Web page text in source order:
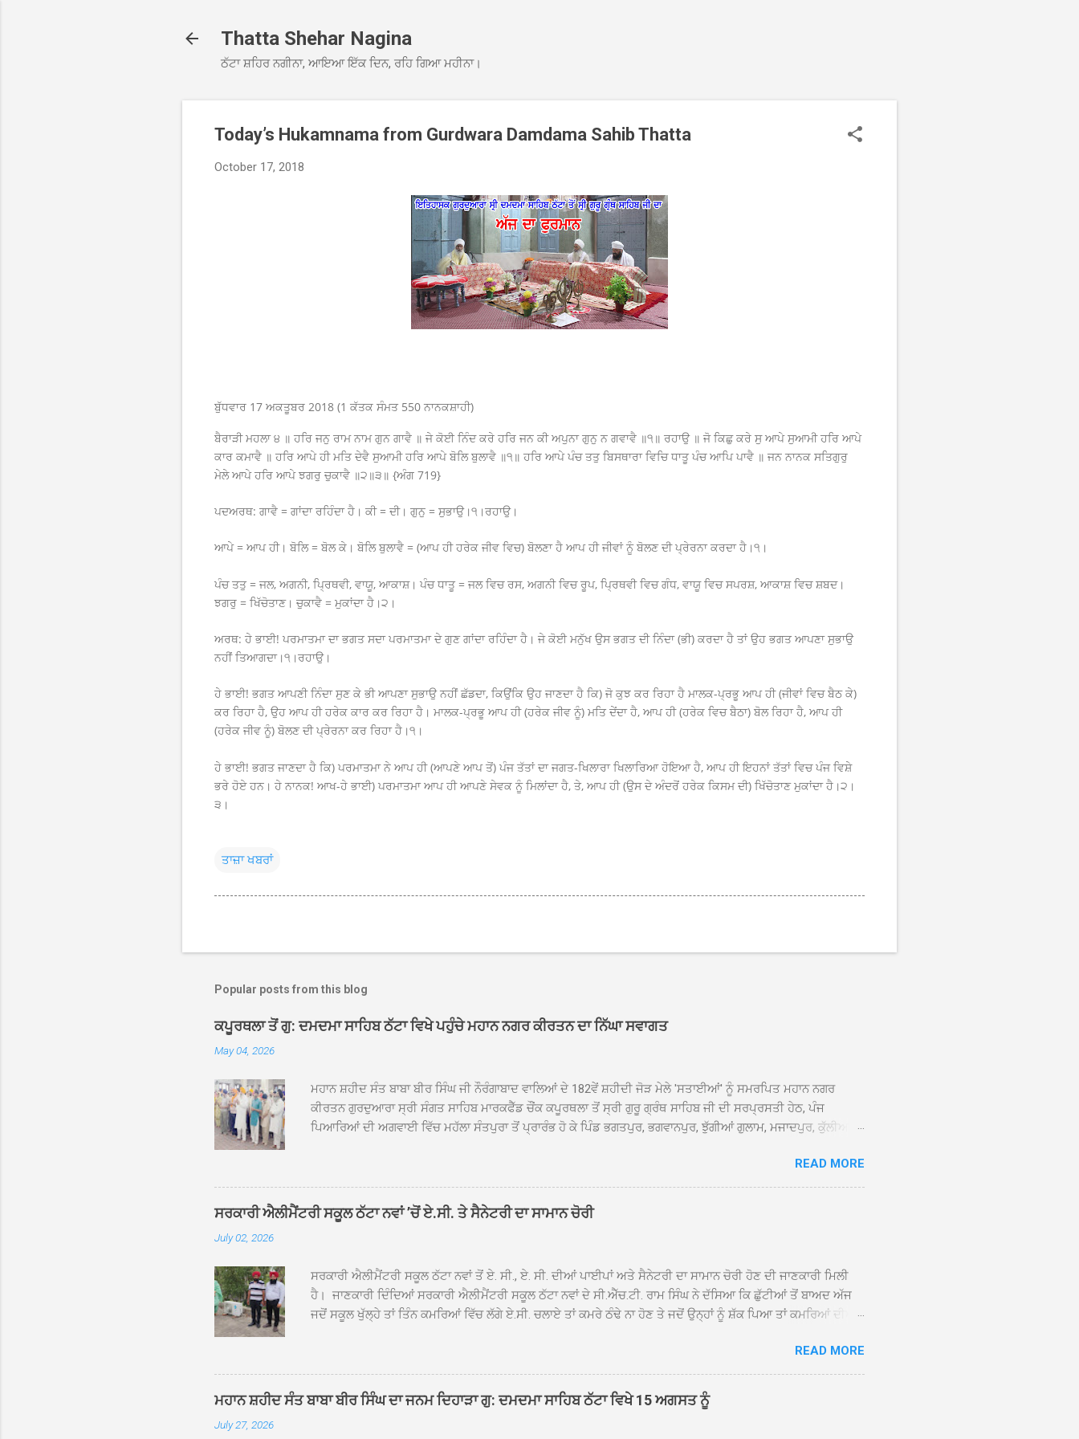
Thatta Shehar Nagina
ਠੱਟਾ ਸ਼ਹਿਰ ਨਗੀਨਾ, ਆਇਆ ਇੱਕ ਦਿਨ, ਰਹਿ ਗਿਆ ਮਹੀਨਾ।
Today’s Hukamnama from Gurdwara Damdama Sahib Thatta
October 17, 2018
ਬੁੱਧਵਾਰ 17 ਅਕਤੂਬਰ 2018 (1 ਕੱਤਕ ਸੰਮਤ 550 ਨਾਨਕਸ਼ਾਹੀ)
ਬੈਰਾੜੀ ਮਹਲਾ ੪ ॥ ਹਰਿ ਜਨੁ ਰਾਮ ਨਾਮ ਗੁਨ ਗਾਵੈ ॥ ਜੇ ਕੋਈ ਨਿੰਦ ਕਰੇ ਹਰਿ ਜਨ ਕੀ ਅਪੁਨਾ ਗੁਨੁ ਨ ਗਵਾਵੈ ॥੧॥ ਰਹਾਉ ॥ ਜੋ ਕਿਛੁ ਕਰੇ ਸੁ ਆਪੇ ਸੁਆਮੀ ਹਰਿ ਆਪੇ
ਕਾਰ ਕਮਾਵੈ ॥ ਹਰਿ ਆਪੇ ਹੀ ਮਤਿ ਦੇਵੈ ਸੁਆਮੀ ਹਰਿ ਆਪੇ ਬੋਲਿ ਬੁਲਾਵੈ ॥੧॥ ਹਰਿ ਆਪੇ ਪੰਚ ਤਤੁ ਬਿਸਥਾਰਾ ਵਿਚਿ ਧਾਤੂ ਪੰਚ ਆਪਿ ਪਾਵੈ ॥ ਜਨ ਨਾਨਕ ਸਤਿਗੁਰੁ
ਮੇਲੇ ਆਪੇ ਹਰਿ ਆਪੇ ਝਗਰੁ ਚੁਕਾਵੈ ॥੨॥੩॥ {ਅੰਗ 719}
ਪਦਅਰਥ: ਗਾਵੈ = ਗਾਂਦਾ ਰਹਿੰਦਾ ਹੈ। ਕੀ = ਦੀ। ਗੁਨੁ = ਸੁਭਾਉ।੧।ਰਹਾਉ।
ਆਪੇ = ਆਪ ਹੀ। ਬੋਲਿ = ਬੋਲ ਕੇ। ਬੋਲਿ ਬੁਲਾਵੈ = (ਆਪ ਹੀ ਹਰੇਕ ਜੀਵ ਵਿਚ) ਬੋਲਣਾ ਹੈ ਆਪ ਹੀ ਜੀਵਾਂ ਨੂੰ ਬੋਲਣ ਦੀ ਪ੍ਰੇਰਨਾ ਕਰਦਾ ਹੈ।੧।
ਪੰਚ ਤਤੁ = ਜਲ, ਅਗਨੀ, ਪ੍ਰਿਥਵੀ, ਵਾਯੂ, ਆਕਾਸ਼। ਪੰਚ ਧਾਤੂ = ਜਲ ਵਿਚ ਰਸ, ਅਗਨੀ ਵਿਚ ਰੂਪ, ਪ੍ਰਿਥਵੀ ਵਿਚ ਗੰਧ, ਵਾਯੂ ਵਿਚ ਸਪਰਸ਼, ਆਕਾਸ਼ ਵਿਚ ਸ਼ਬਦ।
ਝਗਰੁ = ਖਿੱਚੋਤਾਣ। ਚੁਕਾਵੈ = ਮੁਕਾਂਦਾ ਹੈ।੨।
ਅਰਥ: ਹੇ ਭਾਈ! ਪਰਮਾਤਮਾ ਦਾ ਭਗਤ ਸਦਾ ਪਰਮਾਤਮਾ ਦੇ ਗੁਣ ਗਾਂਦਾ ਰਹਿੰਦਾ ਹੈ। ਜੇ ਕੋਈ ਮਨੁੱਖ ਉਸ ਭਗਤ ਦੀ ਨਿੰਦਾ (ਭੀ) ਕਰਦਾ ਹੈ ਤਾਂ ਉਹ ਭਗਤ ਆਪਣਾ ਸੁਭਾਉ
ਨਹੀਂ ਤਿਆਗਦਾ।੧।ਰਹਾਉ।
ਹੇ ਭਾਈ! ਭਗਤ ਆਪਣੀ ਨਿੰਦਾ ਸੁਣ ਕੇ ਭੀ ਆਪਣਾ ਸੁਭਾਉ ਨਹੀਂ ਛੱਡਦਾ, ਕਿਉਂਕਿ ਉਹ ਜਾਣਦਾ ਹੈ ਕਿ) ਜੋ ਕੁਝ ਕਰ ਰਿਹਾ ਹੈ ਮਾਲਕ-ਪ੍ਰਭੂ ਆਪ ਹੀ (ਜੀਵਾਂ ਵਿਚ ਬੈਠ ਕੇ)
ਕਰ ਰਿਹਾ ਹੈ, ਉਹ ਆਪ ਹੀ ਹਰੇਕ ਕਾਰ ਕਰ ਰਿਹਾ ਹੈ। ਮਾਲਕ-ਪ੍ਰਭੂ ਆਪ ਹੀ (ਹਰੇਕ ਜੀਵ ਨੂੰ) ਮਤਿ ਦੇਂਦਾ ਹੈ, ਆਪ ਹੀ (ਹਰੇਕ ਵਿਚ ਬੈਠਾ) ਬੋਲ ਰਿਹਾ ਹੈ, ਆਪ ਹੀ
(ਹਰੇਕ ਜੀਵ ਨੂੰ) ਬੋਲਣ ਦੀ ਪ੍ਰੇਰਨਾ ਕਰ ਰਿਹਾ ਹੈ।੧।
ਹੇ ਭਾਈ! ਭਗਤ ਜਾਣਦਾ ਹੈ ਕਿ) ਪਰਮਾਤਮਾ ਨੇ ਆਪ ਹੀ (ਆਪਣੇ ਆਪ ਤੋਂ) ਪੰਜ ਤੱਤਾਂ ਦਾ ਜਗਤ-ਖਿਲਾਰਾ ਖਿਲਾਰਿਆ ਹੋਇਆ ਹੈ, ਆਪ ਹੀ ਇਹਨਾਂ ਤੱਤਾਂ ਵਿਚ ਪੰਜ ਵਿਸ਼ੇ
ਭਰੇ ਹੋਏ ਹਨ। ਹੇ ਨਾਨਕ! ਆਖ-ਹੇ ਭਾਈ) ਪਰਮਾਤਮਾ ਆਪ ਹੀ ਆਪਣੇ ਸੇਵਕ ਨੂੰ ਮਿਲਾਂਦਾ ਹੈ, ਤੇ, ਆਪ ਹੀ (ਉਸ ਦੇ ਅੰਦਰੋਂ ਹਰੇਕ ਕਿਸਮ ਦੀ) ਖਿੱਚੋਤਾਣ ਮੁਕਾਂਦਾ ਹੈ।੨।
੩।
ਤਾਜ਼ਾ ਖਬਰਾਂ
Popular posts from this blog
ਕਪੂਰਥਲਾ ਤੋਂ ਗੁ: ਦਮਦਮਾ ਸਾਹਿਬ ਠੱਟਾ ਵਿਖੇ ਪਹੁੰਚੇ ਮਹਾਨ ਨਗਰ ਕੀਰਤਨ ਦਾ ਨਿੱਘਾ ਸਵਾਗਤ
May 04, 2026
ਮਹਾਨ ਸ਼ਹੀਦ ਸੰਤ ਬਾਬਾ ਬੀਰ ਸਿੰਘ ਜੀ ਨੌਰੰਗਾਬਾਦ ਵਾਲਿਆਂ ਦੇ 182ਵੇਂ ਸ਼ਹੀਦੀ ਜੋੜ ਮੇਲੇ 'ਸਤਾਈਆਂ' ਨੂੰ ਸਮਰਪਿਤ ਮਹਾਨ ਨਗਰ
ਕੀਰਤਨ ਗੁਰਦੁਆਰਾ ਸ੍ਰੀ ਸੰਗਤ ਸਾਹਿਬ ਮਾਰਕਫੈੱਡ ਚੌਂਕ ਕਪੂਰਥਲਾ ਤੋਂ ਸ੍ਰੀ ਗੁਰੂ ਗ੍ਰੰਥ ਸਾਹਿਬ ਜੀ ਦੀ ਸਰਪ੍ਰਸਤੀ ਹੇਠ, ਪੰਜ
ਪਿਆਰਿਆਂ ਦੀ ਅਗਵਾਈ ਵਿੱਚ ਮਹੱਲਾ ਸੰਤਪੁਰਾ ਤੋਂ ਪ੍ਰਾਰੰਭ ਹੋ ਕੇ ਪਿੰਡ ਭਗਤਪੁਰ, ਭਗਵਾਨਪੁਰ, ਝੁੱਗੀਆਂ ਗੁਲਾਮ, ਮਜਾਦਪੁਰ, ਕੁੱਲੀਆਂ,
ਦਮਦਮਾ ਸਾਹਿਬ ਠੱਟਾ ਵਿਖੇ ਪਹੁੰਚਿਆ। ਨਗਰ ਕੀਰਤਨ ਦੇ ਗੁਰਦੁਆਰਾ ਸ੍ਰੀ ਦਮਦਮਾ ਸਾਹਿਬ ਠੱਟਾ ਵਿਖੇ ਪਹੁੰਚਣ ’ਤੇ ਮੁੱਖ ਸੇਵਾਦਾਰ
ਸੰਤ ਬਾਬਾ ਹਰਜੀਤ ਸਿੰਘ ਤੇ ਇਲਾਕੇ ਦੀਆਂ ਸੰਗਤਾਂ ਵੱਲੋਂ ਜੈਕਾਰਿਆਂ ਦੀ ਗੂੰਜ ਵਿਚ ਨਿੱਘਾ ਸਵਾਗਤ ਕੀਤਾ ਗਿਆ। ਗੁਰਦੁਆਰਾ ਸ੍ਰੀ
ਦਮਦਮਾ ਸਾਹਿਬ ਠੱਟਾ ਵਿਖੇ ਨਗਰ ਕੀਰਤਨ ਦੇ ਸਮਾਪਤੀ ਦੀ ਅਰਦਾਸ ਹੋਈ। ਇਸ ਮੌਕੇ ਪੰਜ ਪਿਆਰੇ ਸਾਹਿਬਾਨ ਤੇ ਨਗਰ ਕੀਰਤਨ ਦੇ
ਪ੍ਰਬੰਧਕਾਂ ਦਾ ਗੁਰਦੁਆਰਾ ਦਮਦਮਾ ਸਾਹਿਬ ਠੱਟਾ ਦੇ ਮੁੱਖ ਸੇਵਾਦਾਰ ਸੰਤ ਬਾਬਾ ਹਰਜੀਤ ਸਿੰਘ ਵੱਲੋਂ ਸਿਰੋਪਾਓ ਦੇ ਕੇ ਵਿਸ਼ੇਸ਼ ਤੌਰ ’ਤੇ
READ MORE
ਸਰਕਾਰੀ ਐਲੀਮੈਂਟਰੀ ਸਕੂਲ ਠੱਟਾ ਨਵਾਂ ’ਚੋਂ ਏ.ਸੀ. ਤੇ ਸੈਨੇਟਰੀ ਦਾ ਸਾਮਾਨ ਚੋਰੀ
July 02, 2026
ਸਰਕਾਰੀ ਐਲੀਮੈਂਟਰੀ ਸਕੂਲ ਠੱਟਾ ਨਵਾਂ ਤੋਂ ਏ. ਸੀ., ਏ. ਸੀ. ਦੀਆਂ ਪਾਈਪਾਂ ਅਤੇ ਸੈਨੇਟਰੀ ਦਾ ਸਾਮਾਨ ਚੋਰੀ ਹੋਣ ਦੀ ਜਾਣਕਾਰੀ ਮਿਲੀ
ਹੈ। ਜਾਣਕਾਰੀ ਦਿੰਦਿਆਂ ਸਰਕਾਰੀ ਐਲੀਮੈਂਟਰੀ ਸਕੂਲ ਠੱਟਾ ਨਵਾਂ ਦੇ ਸੀ.ਐੱਚ.ਟੀ. ਰਾਮ ਸਿੰਘ ਨੇ ਦੱਸਿਆ ਕਿ ਛੁੱਟੀਆਂ ਤੋਂ ਬਾਅਦ ਅੱਜ
ਜਦੋਂ ਸਕੂਲ ਖੁੱਲ੍ਹੇ ਤਾਂ ਤਿੰਨ ਕਮਰਿਆਂ ਵਿੱਚ ਲੱਗੇ ਏ.ਸੀ. ਚਲਾਏ ਤਾਂ ਕਮਰੇ ਠੰਢੇ ਨਾ ਹੋਣ ਤੇ ਜਦੋਂ ਉਨ੍ਹਾਂ ਨੂੰ ਸ਼ੱਕ ਪਿਆ ਤਾਂ ਕਮਰਿਆਂ ਦੀਆਂ
ਹੋਈਆਂ ਸਨ। ਉਨ੍ਹਾਂ ਦੱਸਿਆ ਕਿ ਉਹ ਛੁੱਟੀਆਂ ਦੌਰਾਨ ਵੀ ਸਕੂਲ ਗੇੜਾ ਮਾਰਦੇ ਸਨ ਅਤੇ 20 ਜੂਨ ਤੱਕ ਸਭ ਠੀਕ ਸੀ। ਚੋਰੀ ਦੀ ਘਟਨਾ
20 ਤੋਂ 30 ਜੂਨ ਵਿਚਕਾਰ ਹੋਈ ਜਾਪਦੀ ਹੈ। ਇਸ ਮੌਕੇ ਸਕੂਲ ਸਟਾਫ ਮੈਂਬਰਾਂ ਅੰਜੂ ਬਾਲਾ, ਹਰਜੀਤ ਕੌਰ, ਕਮਲਪ੍ਰੀਤ ਕੌਰ ਅਤੇ ਹਰਵਿੰਦਰ
ਸਿੰਘ ਟੋਡਰਵਾਲ ਨੇ ਦੱਸਿਆ ਕਿ ਸਕੂਲ ਵਿੱਚ ਪਿਛਲੇ ਸਾਲ ਤਿੰਨ ਏ. ਸੀ. ਲਾਉਣ ਦੀ ਸੇਵਾ ਸੀ.ਐੱਚ.ਟੀ. ਰਾਮ ਸਿੰਘ ਵੱਲੋਂ ਕੀਤੀ ਗਈ ਸੀ
ਜਿਸ ਦੀ ਮਾਪਿਆਂ ਨੇ ਖੂਬ ਪ੍ਰਸੰਸਾ ਕੀਤੀ ਸੀ। ਉਨ੍ਹਾਂ ਦੱਸਿਆ ਕਿ ਏਸੀ ਚੋਰੀ ਹੋਣ ਨਾਲ ਬੱਚਿਆਂ ਦੇ ਮਾਪਿਆਂ ਵਿੱਚ ਭਾਰੀ ਰੋਸ ਹੈ ਅਤੇ
READ MORE
ਮਹਾਨ ਸ਼ਹੀਦ ਸੰਤ ਬਾਬਾ ਬੀਰ ਸਿੰਘ ਦਾ ਜਨਮ ਦਿਹਾੜਾ ਗੁ: ਦਮਦਮਾ ਸਾਹਿਬ ਠੱਟਾ ਵਿਖੇ 15 ਅਗਸਤ ਨੂੰ
July 27, 2026